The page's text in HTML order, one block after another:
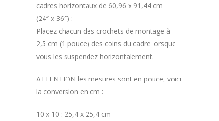
cadres horizontaux de 60,96 x 91,44 cm
(24″ x 36″) :
Placez chacun des crochets de montage à
2,5 cm (1 pouce) des coins du cadre lorsque
vous les suspendez horizontalement.
ATTENTION les mesures sont en pouce, voici
la conversion en cm :
10 x 10 : 25,4 x 25,4 cm